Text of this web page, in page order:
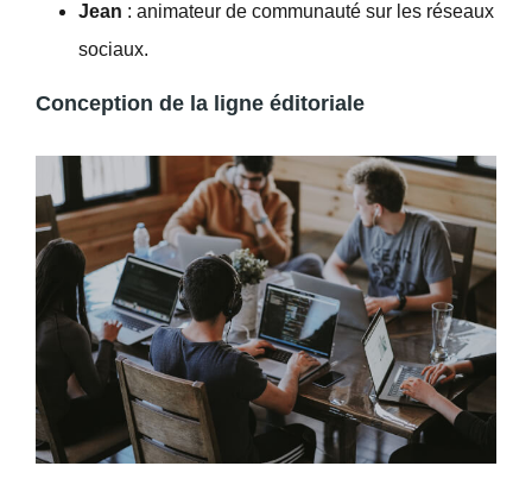
Jean : animateur de communauté sur les réseaux
sociaux.
Conception de la ligne éditoriale